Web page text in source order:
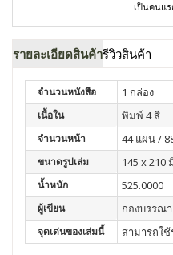
เป็นคนแ
รายละเอียดสินค้ารีวิวสินค้า
จำนวนหนังสือ 1 กล่อง
เนื้อใน พิมพ์ 4 สี
จำนวนหน้า 44 แผ่น /
ขนาดรูปเล่ม 145 x 210
น้ำหนัก 525.0000
ผู้เขียน กองบรรณ
จุดเด่นของเล่มนี้ สามารถใ